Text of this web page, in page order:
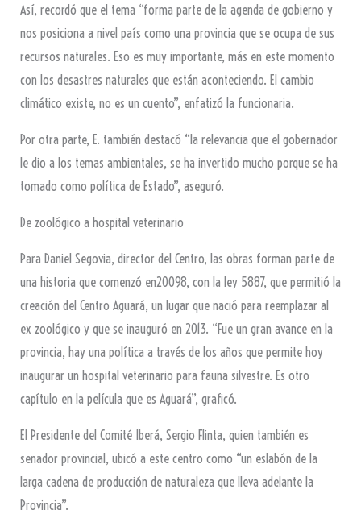
Así, recordó que el tema “forma parte de la agenda de gobierno y
nos posiciona a nivel país como una provincia que se ocupa de sus
recursos naturales. Eso es muy importante, más en este momento
con los desastres naturales que están aconteciendo. El cambio
climático existe, no es un cuento”, enfatizó la funcionaria.
Por otra parte, E. también destacó “la relevancia que el gobernador
le dio a los temas ambientales, se ha invertido mucho porque se ha
tomado como política de Estado”, aseguró.
De zoológico a hospital veterinario
Para Daniel Segovia, director del Centro, las obras forman parte de
una historia que comenzó en20098, con la ley 5887, que permitió la
creación del Centro Aguará, un lugar que nació para reemplazar al
ex zoológico y que se inauguró en 2013. “Fue un gran avance en la
provincia, hay una política a través de los años que permite hoy
inaugurar un hospital veterinario para fauna silvestre. Es otro
capítulo en la película que es Aguará”, graficó.
El Presidente del Comité Iberá, Sergio Flinta, quien también es
senador provincial, ubicó a este centro como “un eslabón de la
larga cadena de producción de naturaleza que lleva adelante la
Provincia”.